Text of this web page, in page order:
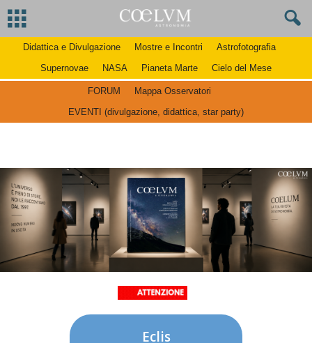
Didattica e Divulgazione Mostre e Incontri
Astrofotografia
Supernovae
NASA Pianeta Marte Cielo del Mese
FORUM
Mappa Osservatori
EVENTI (divulgazione, didattica, star party)
Eclis